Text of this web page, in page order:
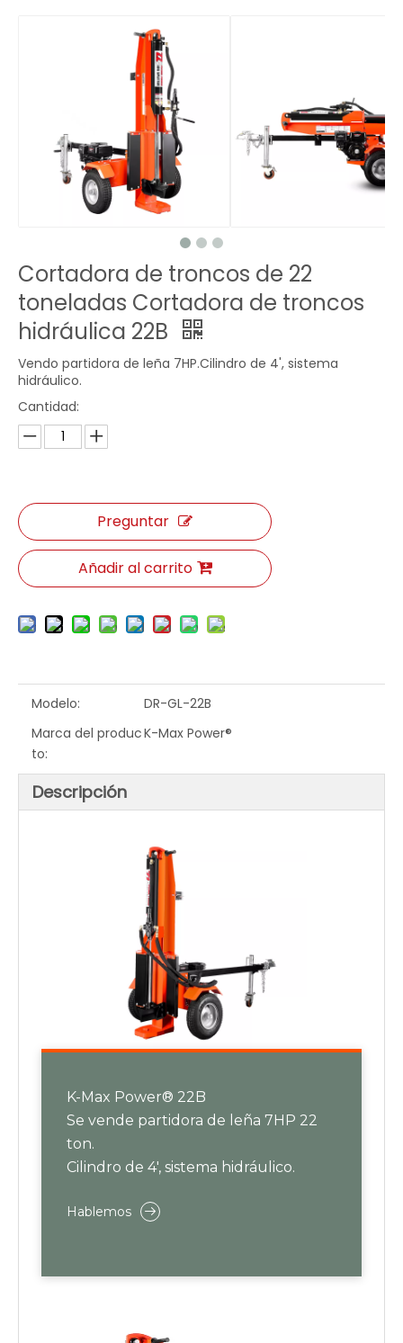
Cortadora de troncos de 22
toneladas Cortadora de troncos
hidráulica 22B
Vendo partidora de leña 7HP.Cilindro de 4', sistema
hidráulico.
Cantidad:
Preguntar
Añadir al carrito
Modelo:
DR-GL-22B
Marca del produc
to:
K-Max Power®
Descripción
K-Max Power® 22B
Se vende partidora de leña 7HP 22
ton.
Cilindro de 4', sistema hidráulico.
Hablemos